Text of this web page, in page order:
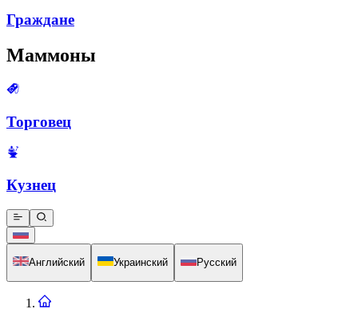
Граждане
Маммоны
Торговец
Кузнец
Английский Украинский Русский